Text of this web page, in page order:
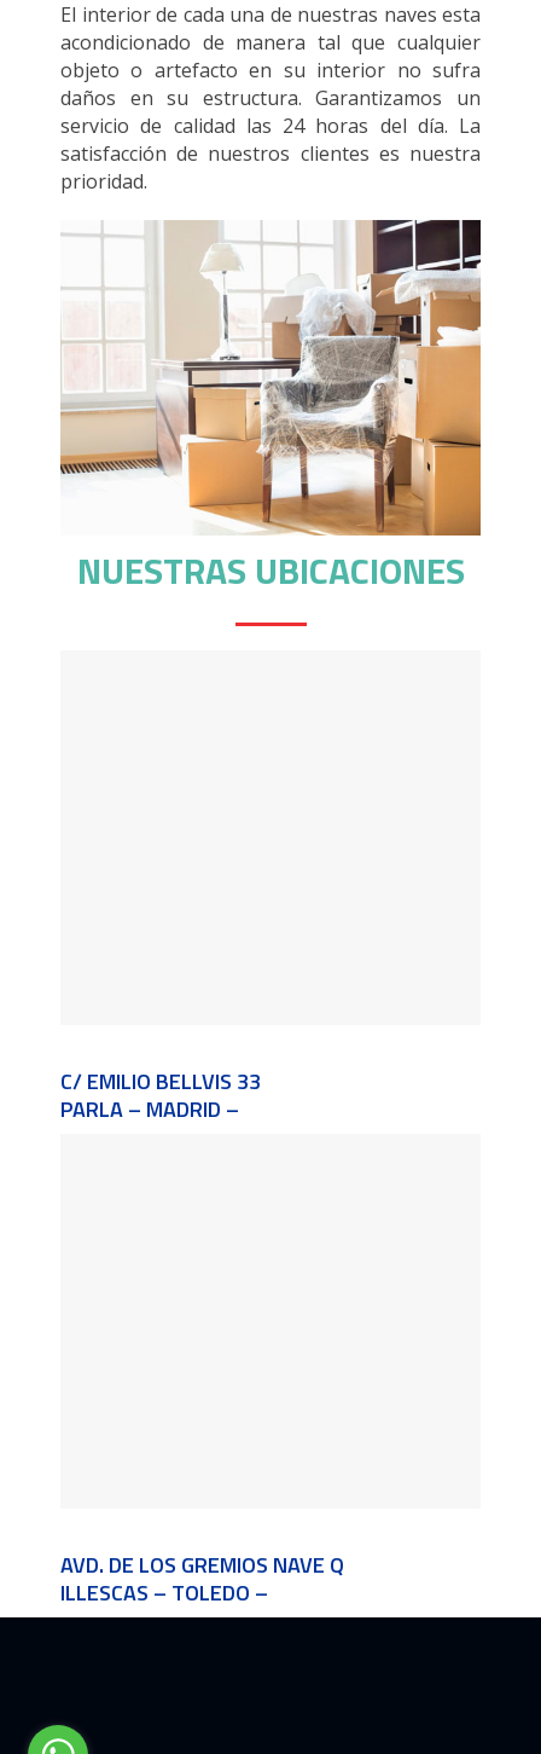
El interior de cada una de nuestras naves esta
acondicionado de manera tal que cualquier
objeto o artefacto en su interior no sufra
daños en su estructura. Garantizamos un
servicio de calidad las 24 horas del día. La
satisfacción de nuestros clientes es nuestra
prioridad.
NUESTRAS UBICACIONES
C/ EMILIO BELLVIS 33
PARLA – MADRID –
AVD. DE LOS GREMIOS NAVE Q
ILLESCAS – TOLEDO –